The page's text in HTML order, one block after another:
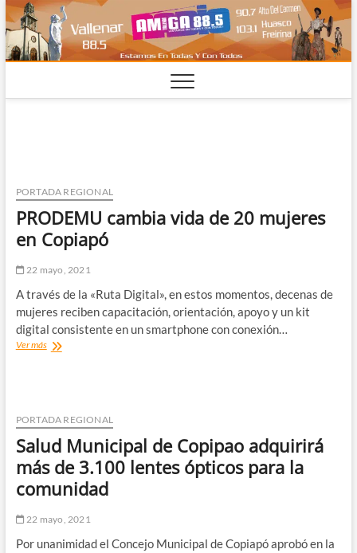
Saltar
al
contenido
PORTADA REGIONAL
PRODEMU cambia vida de 20 mujeres
en Copiapó
22 mayo, 2021
A través de la «Ruta Digital», en estos momentos, decenas de
mujeres reciben capacitación, orientación, apoyo y un kit
digital consistente en un smartphone con conexión…
Ver másPRODEMU
mujeres
en
Copiapó
PORTADA REGIONAL
Salud Municipal de Copipao adquirirá
más de 3.100 lentes ópticos para la
comunidad
22 mayo, 2021
Por unanimidad el Concejo Municipal de Copiapó aprobó en la